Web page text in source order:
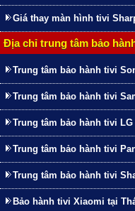
Giá thay màn hình tivi
Địa chỉ trung tâm bảo
Trung tâm bảo hành tivi
Trung tâm bảo hành tivi
Trung tâm bảo hành tivi
Trung tâm bảo hành tivi
Trung tâm bảo hành tivi
Bảo hành tivi Xiaomi tại